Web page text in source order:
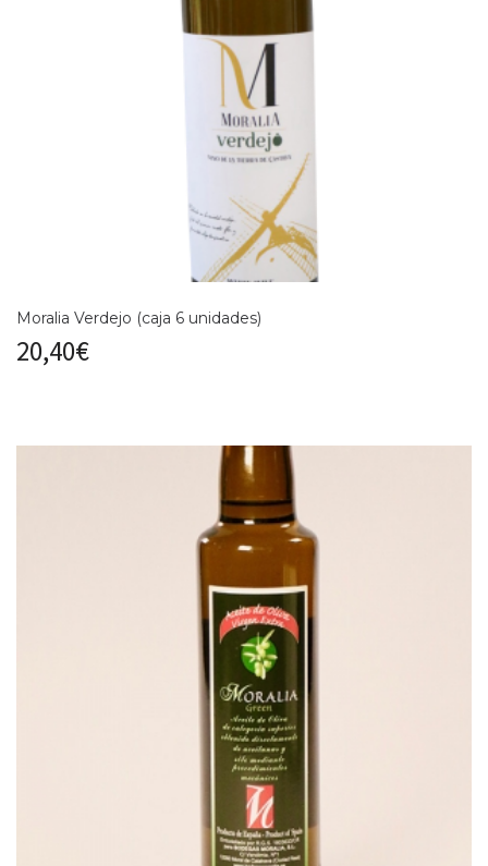
Moralia Verdejo (caja 6 unidades)
20,40€